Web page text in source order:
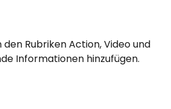
Rubriken Action, Video und
Informationen hinzufügen.